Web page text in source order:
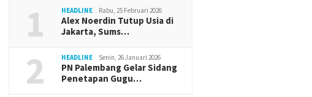
1 HEADLINE Rabu, 25 Februari 2026
Alex Noerdin Tutup Usia di
Jakarta, Sums…
2 HEADLINE Senin, 26 Januari 2026
PN Palembang Gelar Sidang
Penetapan Gugu…